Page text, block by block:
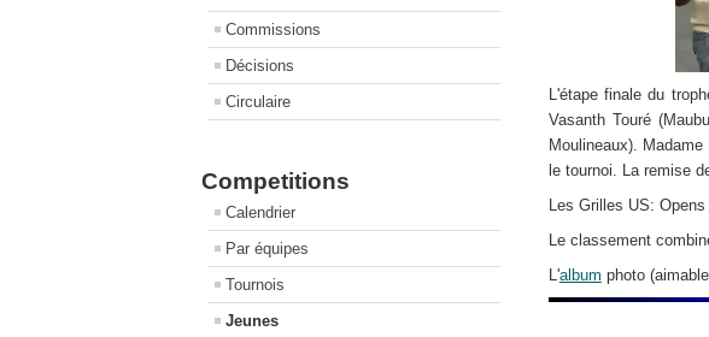
Commissions
Décisions
Circulaire
Competitions
Calendrier
Par équipes
Tournois
Jeunes
L'étape finale du
Vasanth Touré
Moulineaux).
le tournoi. La remise
Les Grilles US: Opens
Le classement
L'album photo